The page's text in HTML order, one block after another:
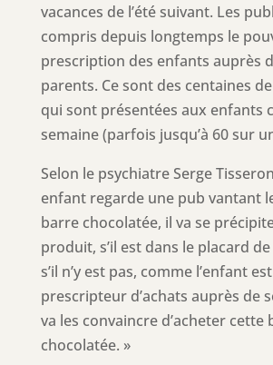
vacances de l’été suivant. Les
compris depuis longtemps le
prescription des enfants auprès
parents. Ce sont des centaines
qui sont présentées aux enfants
semaine (parfois jusqu’à 60 sur
Selon le psychiatre Serge Tisseron
enfant regarde une pub vantant
barre chocolatée, il va se
produit, s’il est dans le placard
s’il n’y est pas, comme l’enfant
prescripteur d’achats auprès de
va les convaincre d’acheter cette
chocolatée. »